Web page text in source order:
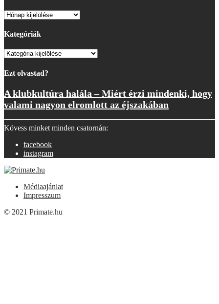
Archívum
Kategóriák
Kategóriák
Ezt olvastad?
A klubkultúra halála – Miért érzi mindenki, hogy
valami nagyon elromlott az éjszakában
Kövess minket minden csatornán:
facebook
instagram
Médiaajánlat
Impresszum
© 2021 Primate.hu